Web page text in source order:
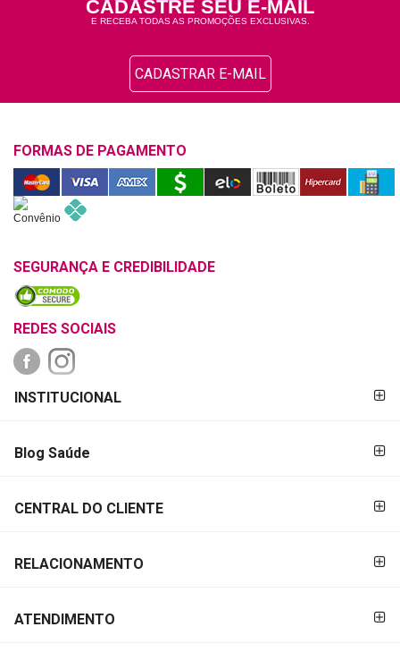
CADASTRE SEU E-MAIL
E RECEBA TODAS AS PROMOÇÕES EXCLUSIVAS.
CADASTRAR E-MAIL
FORMAS DE PAGAMENTO
SEGURANÇA E CREDIBILIDADE
REDES SOCIAIS
PAGAMENTO
INSTITUCIONAL
Blog Saúde
CENTRAL DO CLIENTE
RELACIONAMENTO
ATENDIMENTO